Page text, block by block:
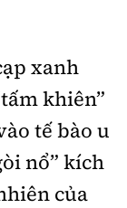
xanh
khiên”
tế bào u
nổ” kích
của